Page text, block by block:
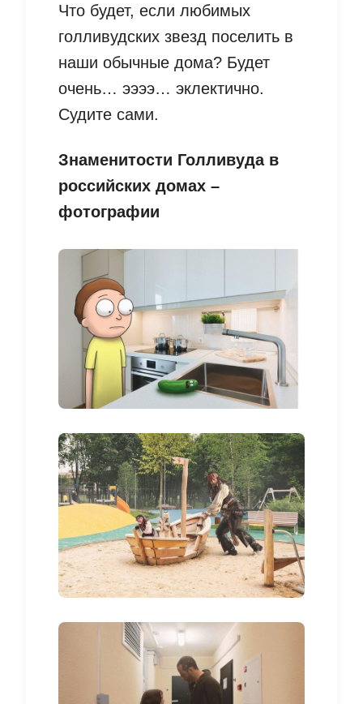
Что будет, если любимых
голливудских звезд поселить в
наши обычные дома? Будет
очень… ээээ… эклектично.
Судите сами.
Знаменитости Голливуда в
российских домах –
фотографии